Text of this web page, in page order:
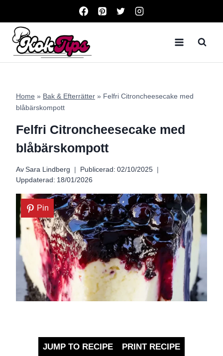
content
Home » Bak & Efterrätter » Felfri Citroncheesecake med
blåbärskompott
Felfri Citroncheesecake med
blåbärskompott
Av Sara Lindberg Publicerad: 02/10/2025
Uppdaterad: 18/01/2026
Pin
JUMP TO RECIPE PRINT RECIPE